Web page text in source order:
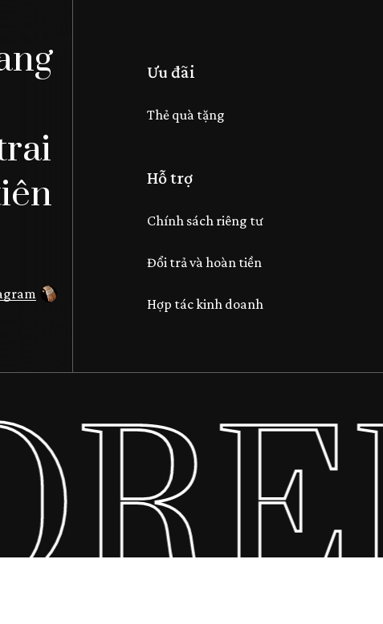
Tổng số phụ:
Ưu đãi
Thẻ quà tặng
Hỗ trợ
Chính sách riêng tư
Đổi trả và hoàn tiền
Hợp tác kinh doanh